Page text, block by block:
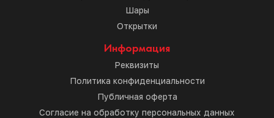
Шары
Открытки
Информация
Реквизиты
Политика конфиденциальности
Публичная оферта
Согласие на обработку персональных данных